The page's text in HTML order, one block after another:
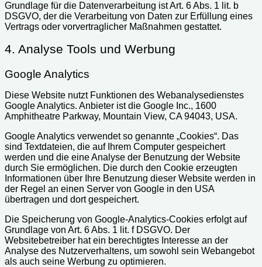
Grundlage für die Datenverarbeitung ist Art. 6 Abs. 1 lit. b
DSGVO, der die Verarbeitung von Daten zur Erfüllung eines
Vertrags oder vorvertraglicher Maßnahmen gestattet.
4. Analyse Tools und Werbung
Google Analytics
Diese Website nutzt Funktionen des Webanalysedienstes
Google Analytics. Anbieter ist die Google Inc., 1600
Amphitheatre Parkway, Mountain View, CA 94043, USA.
Google Analytics verwendet so genannte „Cookies“. Das
sind Textdateien, die auf Ihrem Computer gespeichert
werden und die eine Analyse der Benutzung der Website
durch Sie ermöglichen. Die durch den Cookie erzeugten
Informationen über Ihre Benutzung dieser Website werden in
der Regel an einen Server von Google in den USA
übertragen und dort gespeichert.
Die Speicherung von Google-Analytics-Cookies erfolgt auf
Grundlage von Art. 6 Abs. 1 lit. f DSGVO. Der
Websitebetreiber hat ein berechtigtes Interesse an der
Analyse des Nutzerverhaltens, um sowohl sein Webangebot
als auch seine Werbung zu optimieren.